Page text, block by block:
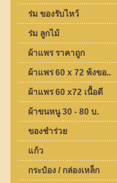
ร่ม ของรับไหว้
ร่ม ลูกไม้
ผ้าแพร ราคาถูก
ผ้าแพร 60 x 72 พ้งขอ..
ผ้าแพร 60 x72 เนื้อดี
ผ้าขนหนู 30 - 80 บ.
ของชำร่วย
แก้ว
กระป๋อง / กล่องเหล็ก